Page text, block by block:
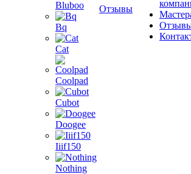
Bluboo
Bq
Cat
Coolpad
Cubot
Doogee
Iiif150
Nothing
Отзывы